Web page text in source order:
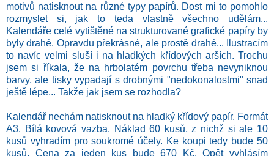
motivů natisknout na různé typy papírů. Dost mi to pomohlo
rozmyslet si, jak to teda vlastně všechno udělám...
Kalendáře celé vytištěné na strukturované grafické papíry by
byly drahé. Opravdu překrásné, ale prostě drahé... Ilustracím
to navíc velmi sluší i na hladkých křídových arších. Trochu
jsem si říkala, že na hrbolatém povrchu třeba nevyniknou
barvy, ale tisky vypadají s drobnými "nedokonalostmi" snad
ještě lépe... Takže jak jsem se rozhodla?
Kalendář nechám natisknout na hladký křídový papír. Formát
A3. Bílá kovová vazba. Náklad 60 kusů, z nichž si ale 10
kusů vyhradím pro soukromé účely. Ke koupi tedy bude 50
kusů. Cena za jeden kus bude 670 Kč. Opět vyhlásím